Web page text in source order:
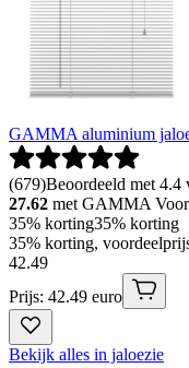
GAMMA aluminium
(679)Beoordeeld met 4.4
27.62 met GAMMA
35% korting35% korting
35% korting,
42.49
Prijs: 42.49 euro
Bekijk alles in jaloezie